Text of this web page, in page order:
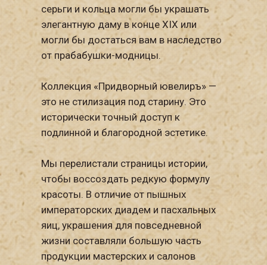
серьги и кольца могли бы украшать
элегантную даму в конце XIX или
могли бы достаться вам в наследство
от прабабушки-модницы.
Коллекция «Придворный ювелиръ» —
это не стилизация под старину. Это
исторически точный доступ к
подлинной и благородной эстетике.
Мы перелистали страницы истории,
чтобы воссоздать редкую формулу
красоты. В отличие от пышных
императорских диадем и пасхальных
яиц, украшения для повседневной
жизни составляли большую часть
продукции мастерских и салонов